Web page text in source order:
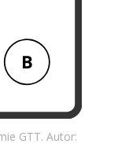
GTT. Autor: